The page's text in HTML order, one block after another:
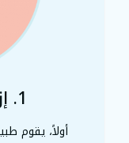
1. إزالة التاج المؤقت
أولاً، يقوم